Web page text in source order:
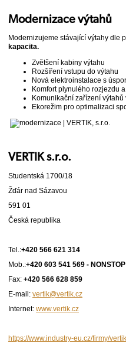
Modernizace výtahů
Modernizujeme stávající výtahy dle
kapacita.
Zvětšení kabiny výtahu
Rozšíření vstupu do výtahu
Nová elektroinstalace s
Komfort plynulého rozjezdu
Komunikační zařízení
Ekorežim pro optimalizaci
VERTIK s.r.o.
Studentská 1700/18
Žďár nad Sázavou
591 01
Česká republika
Tel.:+420 566 621 314
Mob.:+420 603 541 569 -
Fax: +420 566 628 859
E-mail: vertik@vertik.cz
Internet: www.vertik.cz
https://www.industry-eu.cz/firmy/